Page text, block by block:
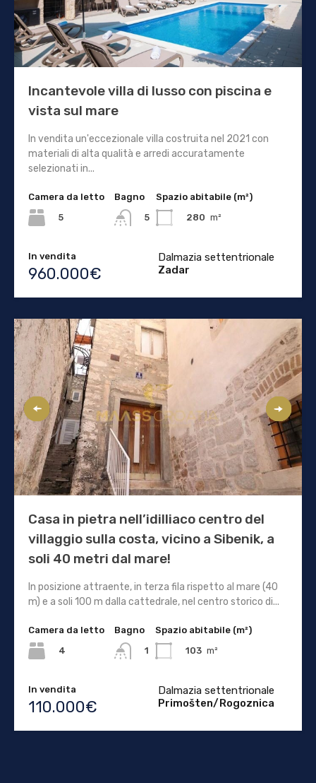
Incantevole villa di lusso con piscina e
vista sul mare
In vendita un'eccezionale villa costruita nel 2021 con
materiali di alta qualità e arredi accuratamente
selezionati in...
Camera da letto
5
Bagno
5
Spazio abitabile (m²)
280 m²
In vendita
960.000€
Dalmazia settentrionale
Zadar
Casa in pietra nell’idilliaco centro del
villaggio sulla costa, vicino a Sibenik, a
soli 40 metri dal mare!
In posizione attraente, in terza fila rispetto al mare (40
m) e a soli 100 m dalla cattedrale, nel centro storico di...
Camera da letto
4
Bagno
1
Spazio abitabile (m²)
103 m²
In vendita
110.000€
Dalmazia settentrionale
Primošten/Rogoznica